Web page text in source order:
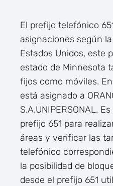
El prefijo telefónico
asignaciones según
Estados Unidos, este
estado de Minnesota
fijos como móviles.
está asignado a
S.A.UNIPERSONAL.
prefijo 651 para
áreas y verificar las
telefónico
la posibilidad de
desde el prefijo 651